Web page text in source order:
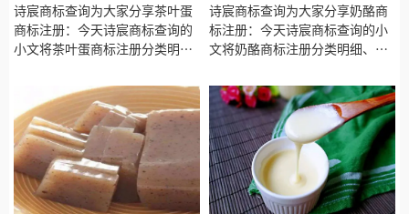
诗宸商标查询为大家分享茶叶蛋
商标注册：今天诗宸商标查询的
小文将茶叶蛋商标注册分类明
注册多久、商标注册资料和商标
注册证书有效期等资料整理出
来。
诗宸商标查询为大家分享奶酪商
标注册：今天诗宸商标查询的小
文将奶酪商标注册分类明细、商
久、商标注册资料和商标注册证
书有效期等资料整理出来。